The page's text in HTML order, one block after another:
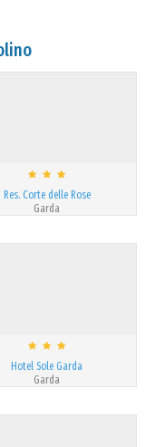
Res. Corte delle Rose
Garda
Hotel Sole Garda
Garda